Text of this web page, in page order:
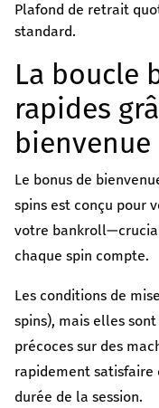
Plafond de retrait
standard.
La boucle
rapides
bienvenue
Le bonus de
spins est conçu pour
votre
chaque spin compte.
Les conditions de
spins), mais elles
précoces sur des
rapidement satisfaire
durée de la session.